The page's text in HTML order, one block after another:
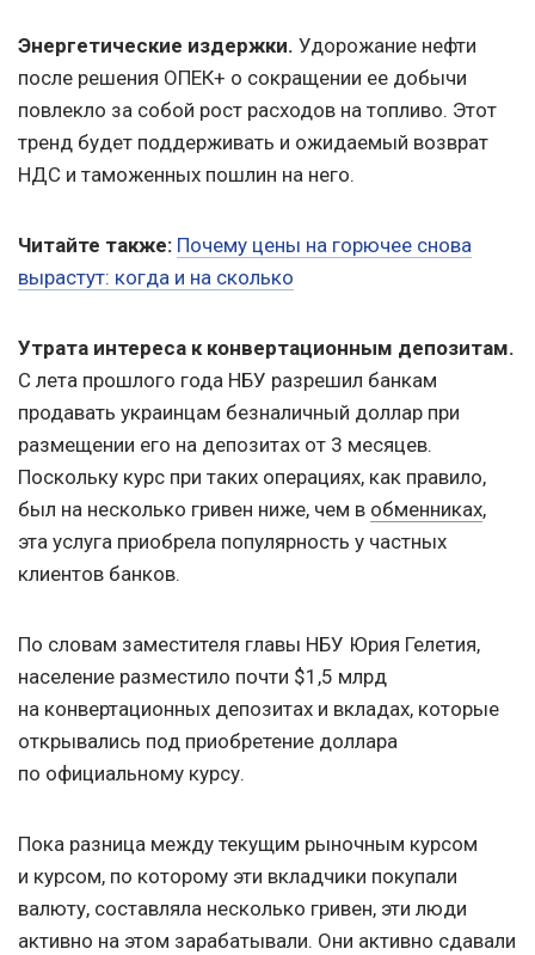
Энергетические издержки. Удорожание нефти
после решения ОПЕК+ о сокращении ее добычи
повлекло за собой рост расходов на топливо. Этот
тренд будет поддерживать и ожидаемый возврат
НДС и таможенных пошлин на него.
Читайте также: Почему цены на горючее снова
вырастут: когда и на сколько
Утрата интереса к конвертационным депозитам.
С лета прошлого года НБУ разрешил банкам
продавать украинцам безналичный доллар при
размещении его на депозитах от 3 месяцев.
Поскольку курс при таких операциях, как правило,
был на несколько гривен ниже, чем в обменниках,
эта услуга приобрела популярность у частных
клиентов банков.
По словам заместителя главы НБУ Юрия Гелетия,
население разместило почти $1,5 млрд
на конвертационных депозитах и вкладах, которые
открывались под приобретение доллара
по официальному курсу.
Пока разница между текущим рыночным курсом
и курсом, по которому эти вкладчики покупали
валюту, составляла несколько гривен, эти люди
активно на этом зарабатывали. Они активно сдавали